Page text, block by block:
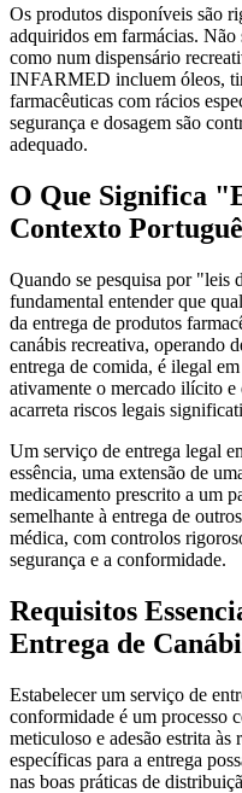
Os produtos disponíveis são
adquiridos em farmácias. Não
como num dispensário
INFARMED incluem óleos,
farmacêuticas com rácios
segurança e dosagem são
adequado.
O Que Significa
Contexto
Quando se pesquisa por "leis
fundamental entender que
da entrega de produtos
canábis recreativa, operando
entrega de comida, é ilegal
ativamente o mercado ilícito
acarreta riscos legais
Um serviço de entrega legal
essência, uma extensão de
medicamento prescrito a um
semelhante à entrega de
médica, com controlos
segurança e a conformidade.
Requisitos
Entrega de
Estabelecer um serviço de
conformidade é um processo
meticuloso e adesão estrita às
específicas para a entrega
nas boas práticas de